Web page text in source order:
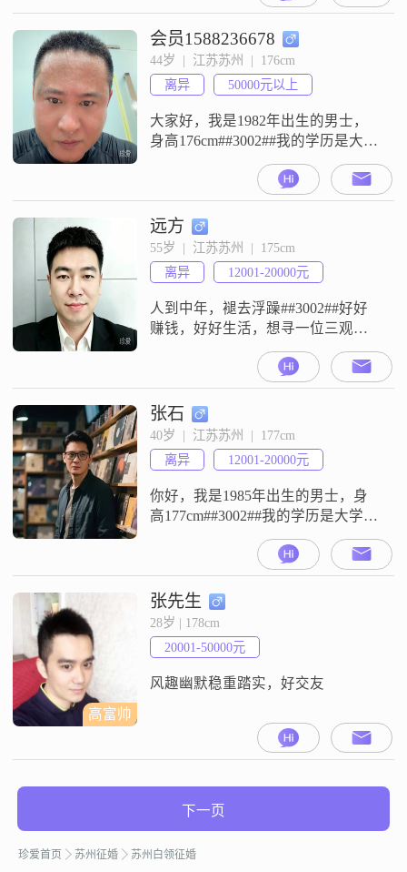
会员1588236678
44岁  |  江苏苏州  |  176cm
离异
50000元以上
大家好，我是1982年出生的男士，
身高176cm##3002##我的学历是大学
本科，现在在苏州工作，月收入在
50000元以上##3002##我的性格比较
乐观积极，平时情绪稳定，为人随
和易相处，待人接物比较成熟稳重
##3002##我是一个有责任感的人，
平时生活里讲究勤俭节约，也比较
追求稳定安逸的生活状态##3002##
在
远方
55岁  |  江苏苏州  |  175cm
离异
12001-20000元
人到中年，褪去浮躁##3002##好好
赚钱，好好生活，想寻一位三观相
合的伴侣##3002##不求完美，彼此
体谅，遇事愿意沟通；闲时喝茶散
步，忙时互相扶持，往后日子冷暖
相伴，平淡长久##3002##不追求轰
轰烈烈，只想要安稳踏实的感情
##3002##本人性格平和，无不良嗜
好##3002##希望两个人能够互相包
容，有话好好
张石
40岁  |  江苏苏州  |  177cm
离异
12001-20000元
你好，我是1985年出生的男士，身
高177cm##3002##我的学历是大学本
科，现在在苏州工作，年收入约20-
30万##3002##关于我的性格和观
念，我觉得责任感强挺重要的，平
时也比较看重家庭##3002##在生活
节奏上，我比较注重平衡工作与生
活，觉得两边都不能落下##3002##
平时的话，我有美食探店的习惯，
也喜
高富帅
张先生
28岁 | 178cm
20001-50000元
风趣幽默稳重踏实，好交友
下一页
珍爱首页 苏州征婚 苏州白领征婚